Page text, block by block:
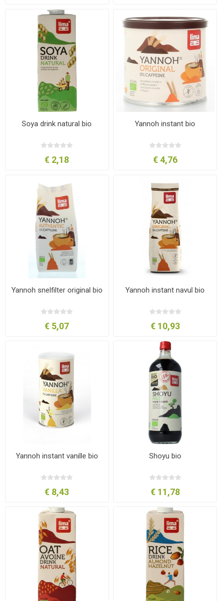
Soya drink natural bio
€ 2,18
Yannoh instant bio
€ 4,76
Yannoh snelfilter original bio
€ 5,07
Yannoh instant navul bio
€ 10,93
Yannoh instant vanille bio
€ 8,43
Shoyu bio
€ 11,78